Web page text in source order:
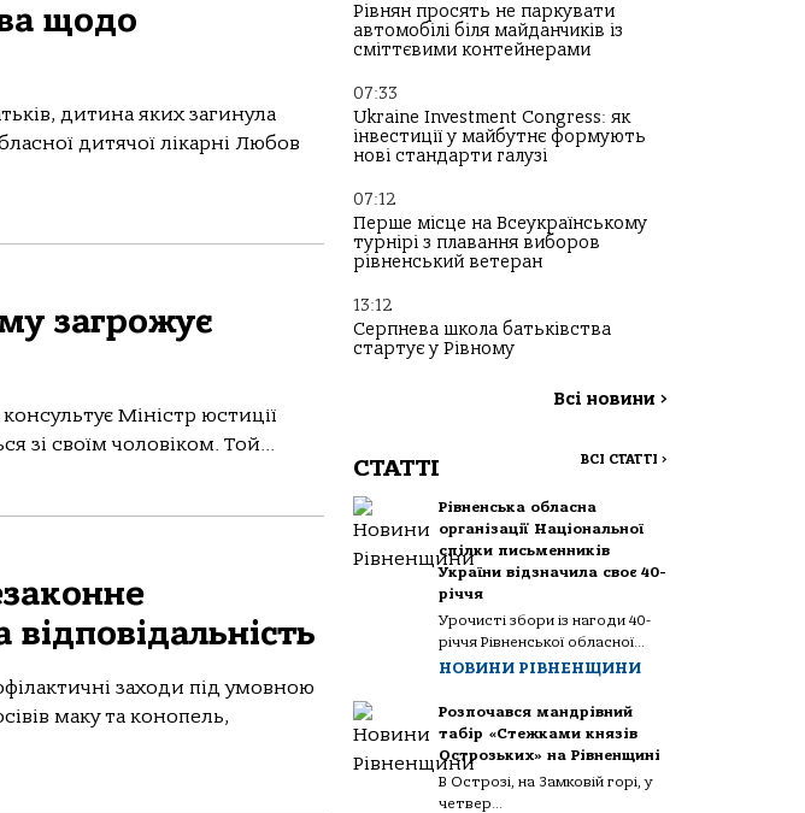
щодо
дитина яких загинула
дитячої лікарні Любов
загрожує
Міністр юстиції
зі своїм чоловіком. Той...
заходи під умовною
маку та конопель,
Рівнян просять не паркувати
автомобілі біля майданчиків із
сміттєвими контейнерами
07:33
Ukraine Investment Congress: як
інвестиції у майбутнє формують
нові стандарти галузі
07:12
Перше місце на Всеукраїнському
турнірі з плавання виборов
рівненський ветеран
13:12
Серпнева школа батьківства
стартує у Рівному
Всі новини >
СТАТТІ ВСІ СТАТТІ >
Рівненська обласна
організації Національної
спілки письменників
України відзначила своє 40-
річчя
Урочисті збори із нагоди 40-
річчя Рівненської обласної...
НОВИНИ РІВНЕНЩИНИ
Розпочався мандрівний
табір «Стежками князів
Острозьких» на Рівненщині
В Острозі, на Замковій горі, у
четвер...